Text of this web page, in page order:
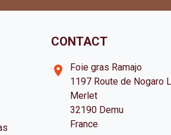
CONTACT
room
Foie gras Ramajo
1197 Route de Nogaro
Merlet
32190 Demu
France